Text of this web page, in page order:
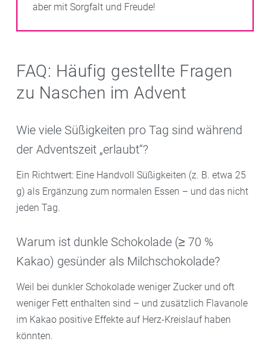
aber mit Sorgfalt und Freude!
FAQ: Häufig gestellte Fragen
zu Naschen im Advent
Wie viele Süßigkeiten pro Tag sind während
der Adventszeit „erlaubt“?
Ein Richtwert: Eine Handvoll Süßigkeiten (z. B. etwa 25
g) als Ergänzung zum normalen Essen – und das nicht
jeden Tag.
Warum ist dunkle Schokolade (≥ 70 %
Kakao) gesünder als Milchschokolade?
Weil bei dunkler Schokolade weniger Zucker und oft
weniger Fett enthalten sind – und zusätzlich Flavanole
im Kakao positive Effekte auf Herz-Kreislauf haben
könnten.